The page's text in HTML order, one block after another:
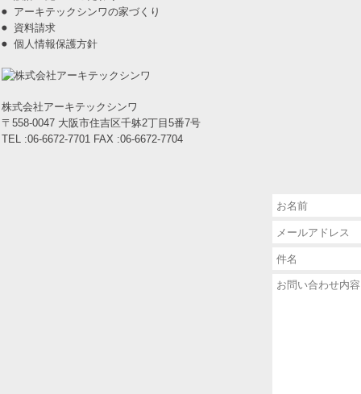
アーキテックシンワの家づくり
資料請求
個人情報保護方針
株式会社アーキテックシンワ
〒558-0047 大阪市住吉区千躰2丁目5番7号
TEL :06-6672-7701 FAX :06-6672-7704